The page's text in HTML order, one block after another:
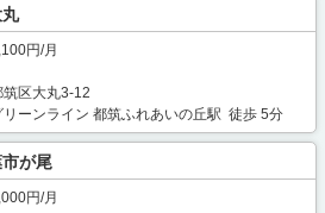
円/月
区大丸3-12
ーンライン 都筑ふれあいの丘駅 徒歩 5分
が尾
円/月